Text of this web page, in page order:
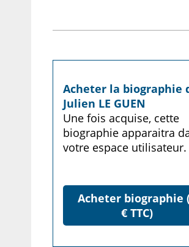
Acheter la biographie
Julien LE GUEN
Une fois acquise, cette
biographie apparaitra
votre espace utilisateur.
Acheter biographie
€ TTC)